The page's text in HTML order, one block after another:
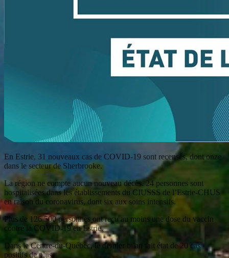
En Estrie, 31 nouveaux cas de COVID-19 sont recensés, dont onze
dans le secteur de Sherbrooke.
La région ne compte aucun nouveau décès. 24 personnes sont
hospitalisées dans les établissements du CIUSSS de l’Estrie-CHUS
en raison du coronavirus, dont six aux soins intensifs.
Plus de 126 500 personnes ont reçu au moins une dose du vaccin
contre la COVID-19 en Estrie.
Dans le Centre-du-Québec, le dernier bilan fait état de 20 cas
positifs de plus.